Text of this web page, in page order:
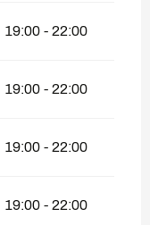
19:00 - 22:00
19:00 - 22:00
19:00 - 22:00
19:00 - 22:00